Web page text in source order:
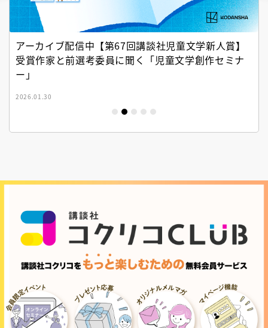
アーカイブ配信中【第67回講談社児童文学新人賞】
受賞作家と前選考委員に聞く「児童文学創作セミナ
ー」
2026.01.30